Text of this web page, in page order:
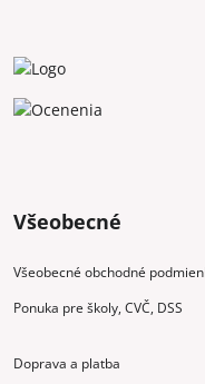
Všeobecné
Všeobecné obchodné
Ponuka pre školy, CVČ, DSS
Doprava a platba